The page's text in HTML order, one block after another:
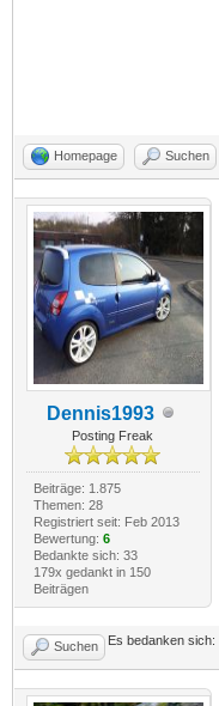
Homepage Suchen
Dennis1993
Posting Freak
Beiträge: 1.875
Themen: 28
Registriert seit: Feb 2013
Bewertung: 6
Bedankte sich: 33
179x gedankt in 150
Beiträgen
Suchen Es bedanken sich: